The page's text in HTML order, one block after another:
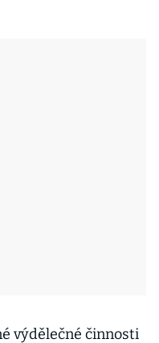
výdělečné činnosti